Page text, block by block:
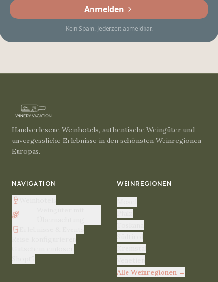
Anmelden
Kein Spam. Jederzeit abmeldbar.
Handverlesene Weinhotels, authentische Weingüter und
unvergessliche Erlebnisse in den schönsten Weinregionen
Europas.
NAVIGATION WEINREGIONEN
Alle Weinregionen →